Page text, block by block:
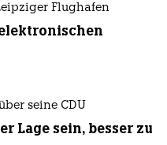
Flughafen
seine CDU
Lage sein, besser zu